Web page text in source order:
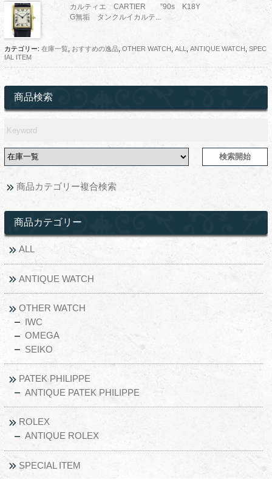
カルティエ CARTIER ”90s K18Y
G無垢 タンクルイカルテ...
カテゴリー: 在庫一覧, おすすめの逸品 OTHER WATCH ALL ANTIQUE WATCH SPEC
IAL ITEM
商品検索
商品カテゴリー複合検索
商品カテゴリー
ALL
ANTIQUE WATCH
OTHER WATCH
IWC
OMEGA
SEIKO
PATEK PHILIPPE
ANTIQUE PATEK PHILIPPE
ROLEX
ANTIQUE ROLEX
SPECIAL ITEM